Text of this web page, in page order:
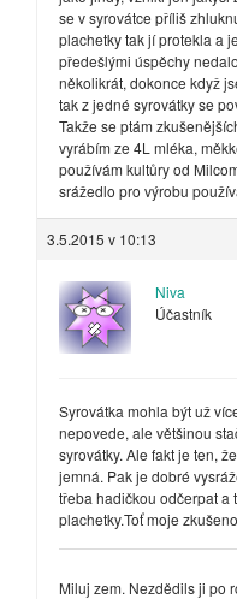
se v syrovátce příliš
plachetky tak jí protekla a
předešlými úspěchy
několikrát, dokonce když
tak z jedné syrovátky se
Takže se ptám
vyrábím ze 4L mléka,
používám kultůry od
srážedlo pro výrobu
3.5.2015 v 10:13
Niva
Účastník
Syrovátka mohla být už
nepovede, ale většinou
syrovátky. Ale fakt je ten,
jemná. Pak je dobré
třeba hadičkou odčerpat a
plachetky.Toť moje
Miluj zem. Nezdědils ji po